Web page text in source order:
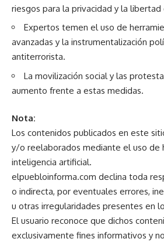
riesgos para la privacidad y la
Expertos temen el uso de
avanzadas y la instrumentalización
antiterrorista.
La movilización social y las
aumento frente a estas medidas.
Nota:
Los contenidos publicados en este
y/o reelaborados mediante el uso de
inteligencia artificial.
elpuebloinforma.com declina toda
o indirecta, por eventuales errores,
u otras irregularidades presentes en
El usuario reconoce que dichos
exclusivamente fines informativos y